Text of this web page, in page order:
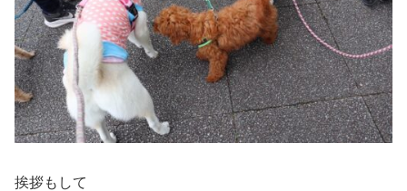
挨拶もして